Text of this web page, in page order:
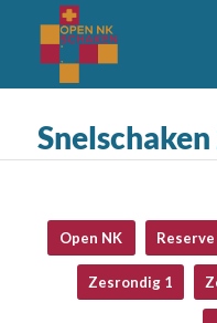
Open NK Reserve
Zesrondig 1